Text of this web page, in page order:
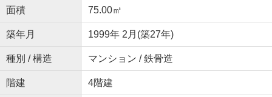
面積 75.00㎡
築年月 1999年 2月(築27年)
種別 / 構造 マンション / 鉄骨造
階建 4階建